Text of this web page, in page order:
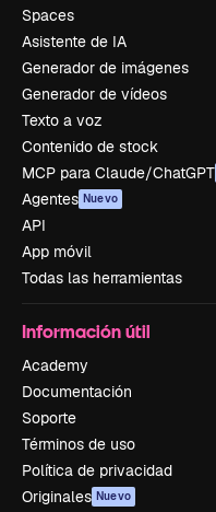
Spaces
Asistente de IA
Generador de imágenes
Generador de vídeos
Texto a voz
Contenido de stock
MCP para Claude/ChatGPT
Agentes Nuevo
API
App móvil
Todas las herramientas
Información útil
Academy
Documentación
Soporte
Términos de uso
Política de privacidad
Originales Nuevo